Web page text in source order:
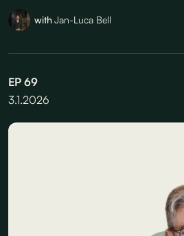
withJan-Luca Bell
EP 69
3.1.2026